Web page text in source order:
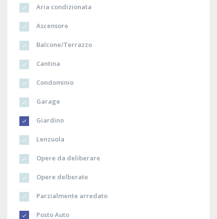
Aria condizionata
Ascensore
Balcone/Terrazzo
Cantina
Condominio
Garage
Giardino
Lenzuola
Opere da deliberare
Opere delberate
Parzialmente arredato
Posto Auto